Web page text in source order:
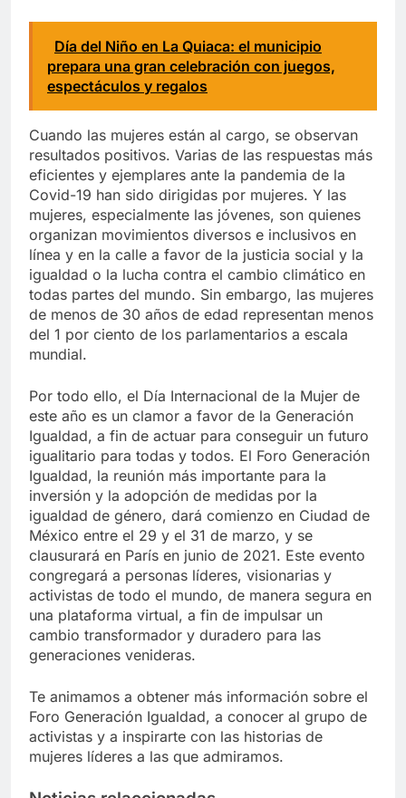
Día del Niño en La Quiaca: el municipio
prepara una gran celebración con juegos,
espectáculos y regalos
Cuando las mujeres están al cargo, se observan
resultados positivos. Varias de las respuestas más
eficientes y ejemplares ante la pandemia de la
Covid-19 han sido dirigidas por mujeres. Y las
mujeres, especialmente las jóvenes, son quienes
organizan movimientos diversos e inclusivos en
línea y en la calle a favor de la justicia social y la
igualdad o la lucha contra el cambio climático en
todas partes del mundo. Sin embargo, las mujeres
de menos de 30 años de edad representan menos
del 1 por ciento de los parlamentarios a escala
mundial.
Por todo ello, el Día Internacional de la Mujer de
este año es un clamor a favor de la Generación
Igualdad, a fin de actuar para conseguir un futuro
igualitario para todas y todos. El Foro Generación
Igualdad, la reunión más importante para la
inversión y la adopción de medidas por la
igualdad de género, dará comienzo en Ciudad de
México entre el 29 y el 31 de marzo, y se
clausurará en París en junio de 2021. Este evento
congregará a personas líderes, visionarias y
activistas de todo el mundo, de manera segura en
una plataforma virtual, a fin de impulsar un
cambio transformador y duradero para las
generaciones venideras.
Te animamos a obtener más información sobre el
Foro Generación Igualdad, a conocer al grupo de
activistas y a inspirarte con las historias de
mujeres líderes a las que admiramos.